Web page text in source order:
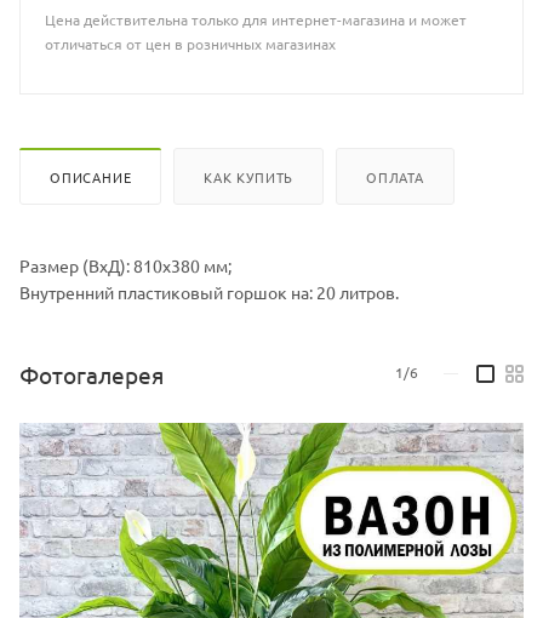
Цена действительна только для интернет-магазина и может
отличаться от цен в розничных магазинах
ОПИСАНИЕ КАК КУПИТЬ ОПЛАТА
Размер (ВхД): 810х380 мм;
Внутренний пластиковый горшок на: 20 литров.
Фотогалерея 1/6